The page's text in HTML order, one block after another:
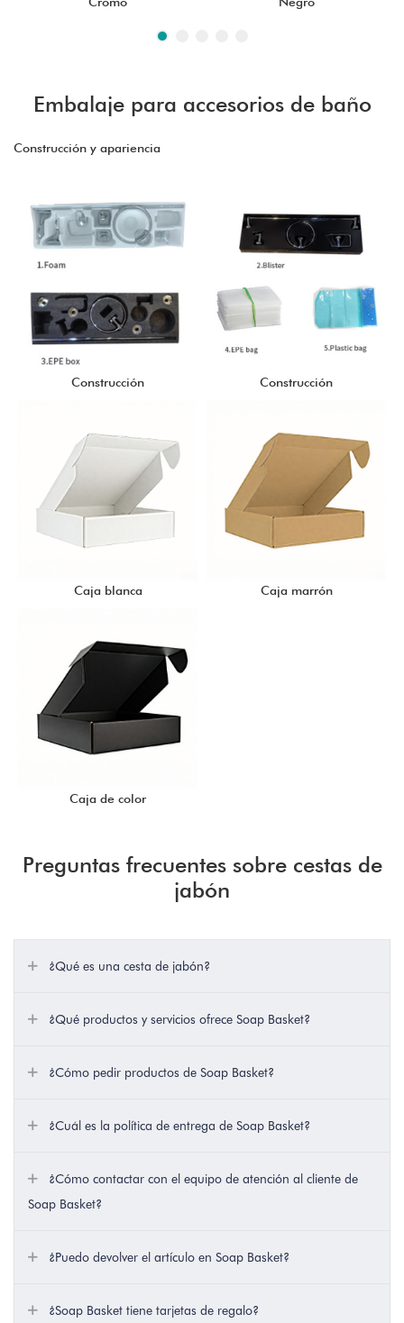
Embalaje para accesorios de baño
Construcción y apariencia
Construcción Construcción
Caja blanca Caja marrón
Caja de color
Preguntas frecuentes sobre cestas de
jabón
¿Qué es una cesta de jabón?
¿Qué productos y servicios ofrece Soap Basket?
¿Cómo pedir productos de Soap Basket?
¿Cuál es la política de entrega de Soap Basket?
¿Cómo contactar con el equipo de atención al cliente de
Soap Basket?
¿Puedo devolver el artículo en Soap Basket?
¿Soap Basket tiene tarjetas de regalo?